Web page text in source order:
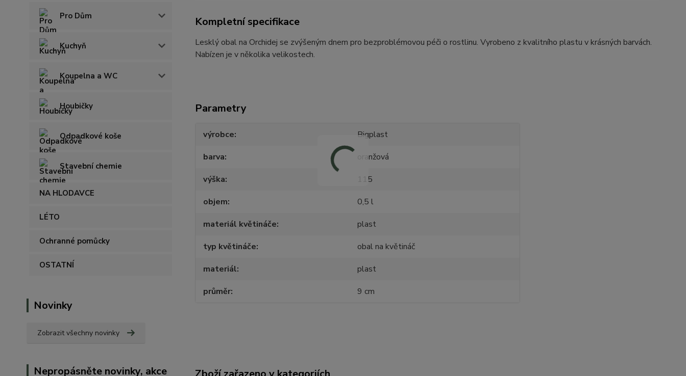
Pro Dům
Kuchyň
Koupelna a WC
Houbičky
Odpadkové koše
Stavební chemie
NA HLODAVCE
LÉTO
Ochranné pomůcky
OSTATNÍ
Novinky
Zobrazit všechny novinky
Nepropásněte novinky, akce
Kompletní specifikace
Lesklý obal na Orchidej se zvýšeným dnem pro bezproblémovou péči o rostlinu. Vyrobeno z kvalitního plastu v krásných barvách.
Nabízen je v několika velikostech.
Parametry
výrobce
Bigplast
barva
oranžová
výška
115
objem
0,5 l
materiál květináče
plast
typ květináče
obal na květináč
materiál
plast
průměr
9 cm